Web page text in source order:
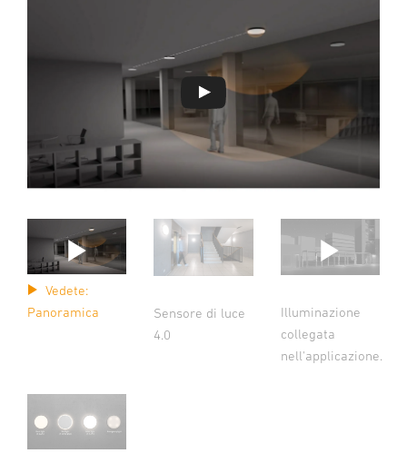
Vedete:
Panoramica
Sensore di luce
4.0
Illuminazione
collegata
nell'applicazione.